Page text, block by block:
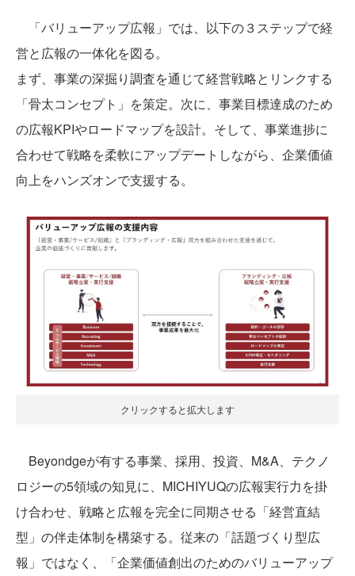
「バリューアップ広報」では、以下の３ステップで経
営と広報の一体化を図る。
まず、事業の深掘り調査を通じて経営戦略とリンクする
「骨太コンセプト」を策定。次に、事業目標達成のため
の広報KPIやロードマップを設計。そして、事業進捗に
合わせて戦略を柔軟にアップデートしながら、企業価値
向上をハンズオンで支援する。
クリックすると拡大します
Beyondgeが有する事業、採用、投資、M&A、テクノ
ロジーの5領域の知見に、MICHIYUQの広報実行力を掛
け合わせ、戦略と広報を完全に同期させる「経営直結
型」の伴走体制を構築する。従来の「話題づくり型広
報」ではなく、「企業価値創出のためのバリューアップ